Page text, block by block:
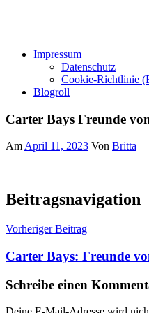
Impressum
Datenschutz
Cookie-Richtlinie
Blogroll
Carter Bays Freunde
AmApril 11, 2023 Von Britta
Beitragsnavigation
Vorheriger Beitrag
Carter Bays: Freunde
Schreibe einen